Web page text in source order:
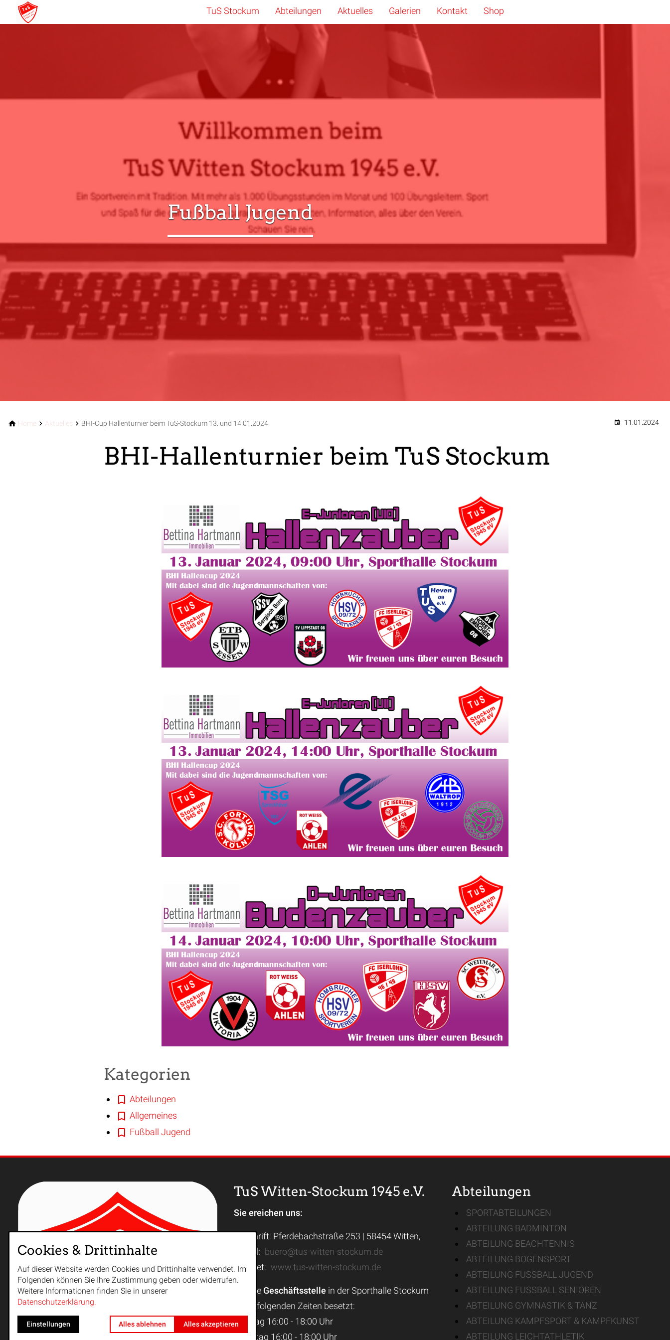
TuS Stockum Abteilungen Aktuelles Galerien Kontakt Shop
Fußball Jugend
Home Aktuelles BHI-Cup Hallenturnier beim TuS-Stockum 13. und 14.01.2024 11.01.2024
BHI-Hallenturnier beim TuS Stockum
Kategorien
Abteilungen
Allgemeines
Fußball Jugend
TuS Witten-Stockum 1945 e.V.
Sie ereichen uns:
Anschrift: Pferdebachstraße 253 | 58454 Witten,
E-Mail: buero@tus-witten-stockum.de
Internet: www.tus-witten-stockum.de
Unsere Geschäftsstelle in der Sporthalle Stockum
ist zu folgenden Zeiten besetzt:
Montag 16:00 - 18:00 Uhr
Dienstag 16:00 - 18:00 Uhr
Abteilungen
SPORTABTEILUNGEN
ABTEILUNG BADMINTON
ABTEILUNG BEACHTENNIS
ABTEILUNG BOGENSPORT
ABTEILUNG FUSSBALL JUGEND
ABTEILUNG FUSSBALL SENIOREN
ABTEILUNG GYMNASTIK & TANZ
ABTEILUNG KAMPFSPORT & KAMPFKUNST
ABTEILUNG LEICHTATHLETIK
Cookies & Drittinhalte
Auf dieser Website werden Cookies und Drittinhalte verwendet. Im
Folgenden können Sie Ihre Zustimmung geben oder widerrufen.
Weitere Informationen finden Sie in unserer
Datenschutzerklärung.
Einstellungen Alles ablehnen Alles akzeptieren